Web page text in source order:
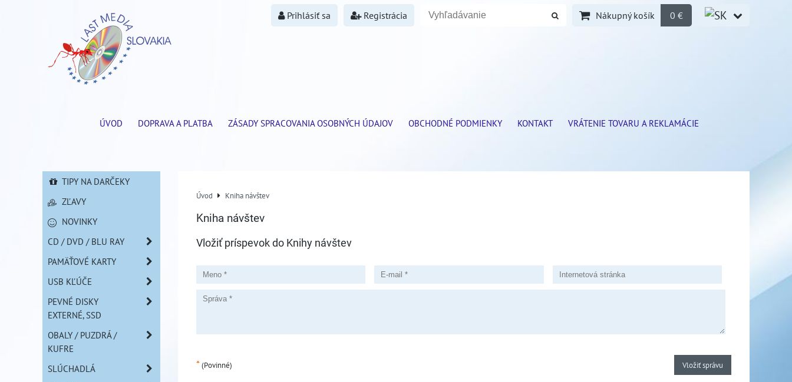
Prihlásiť sa Registrácia Nákupný košík 0 €
ÚVOD DOPRAVA A PLATBA ZÁSADY SPRACOVANIA OSOBNÝCH ÚDAJOV OBCHODNÉ PODMIENKY KONTAKT VRÁTENIE TOVARU A REKLAMÁCIE
Úvod Kniha návštev
Kniha návštev
Vložiť príspevok do Knihy návštev
*(Povinné) Vložiť správu
TIPY NA DARČEKY
ZĽAVY
NOVINKY
CD / DVD / BLU RAY
PAMÄŤOVÉ KARTY
USB KĽÚČE
PEVNÉ DISKY
EXTERNÉ, SSD
OBALY / PUZDRÁ /
KUFRE
SLÚCHADLÁ